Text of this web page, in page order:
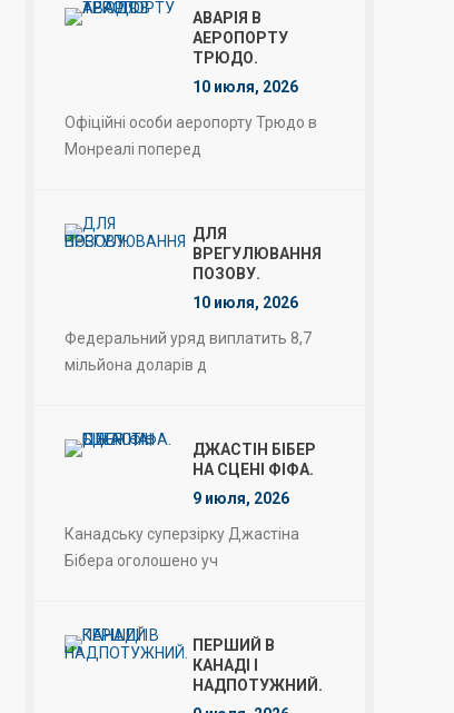
АВАРІЯ В
АЕРОПОРТУ
ТРЮДО.
10 июля, 2026
Офіційні особи аеропорту Трюдо в
Монреалі поперед
ДЛЯ
ВРЕГУЛЮВАННЯ
ПОЗОВУ.
10 июля, 2026
Федеральний уряд виплатить 8,7
мільйона доларів д
ДЖАСТІН БІБЕР
НА СЦЕНІ ФІФА.
9 июля, 2026
Канадську суперзірку Джастіна
Бібера оголошено уч
ПЕРШИЙ В
КАНАДІ І
НАДПОТУЖНИЙ.